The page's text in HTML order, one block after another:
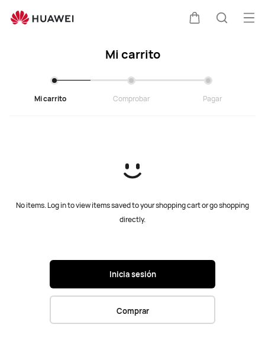
Cart
Mi carrito
Mi carrito Comprobar Pagar
No items. Log in to view items saved to your shopping cart or go shopping
directly.
Inicia sesión
Comprar